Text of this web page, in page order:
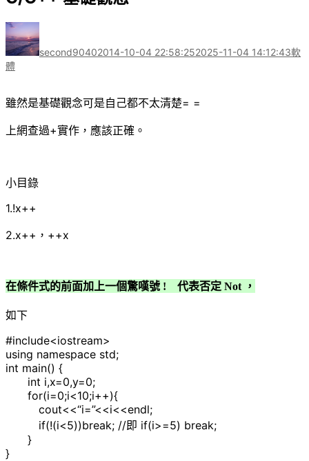
雖然是基礎觀念可是自己都不太清楚= =
上網查過+實作，應該正確。
小目錄
1.!x++
2.x++，++x
在條件式的前面加上一個驚嘆號 ! 代表否定 Not ，
如下
#include<iostream>
using namespace std;
int main() {
int i,x=0,y=0;
for(i=0;i<10;i++){
cout<<“i=”<<i<<endl;
if(!(i<5))break; //即 if(i>=5) break;
}
}
作
者
second9040日
2014-10-04 22:58:252025-11-04 14:12:43軟
體